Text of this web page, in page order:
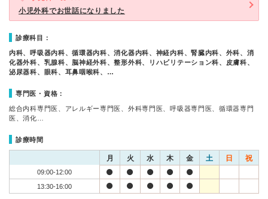
小児外科でお世話になりました
診療科目：
内科、呼吸器内科、循環器内科、消化器内科、神経内科、腎臓内科、外科、消
化器外科、乳腺科、脳神経外科、整形外科、リハビリテーション科、皮膚科、
泌尿器科、眼科、耳鼻咽喉科、…
専門医・資格：
総合内科専門医、アレルギー専門医、外科専門医、呼吸器専門医、循環器専門
医、消化…
診療時間
月 火 水 木 金 土 日 祝
09:00-12:00
13:30-16:00